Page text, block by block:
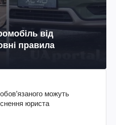
від
правила
можуть
юриста